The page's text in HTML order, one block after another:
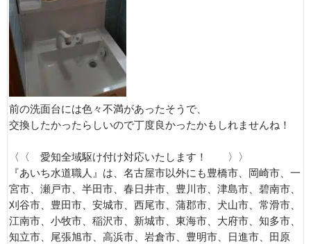
前の洗面台には色々不満があったそうで、
交換したかったらしいので丁度良かったかもしれませんね！
〈〈 愛知全域駆け付け対応いたします！ 〉〉
『あいち水道職人』は、名古屋市以外にも豊橋市、岡崎市、一
宮市、瀬戸市、半田市、春日井市、豊川市、津島市、碧南市、
刈谷市、豊田市、安城市、西尾市、蒲郡市、犬山市、常滑市、
江南市、小牧市、稲沢市、新城市、東海市、大府市、知多市、
知立市、尾張旭市、高浜市、岩倉市、豊明市、日進市、田原